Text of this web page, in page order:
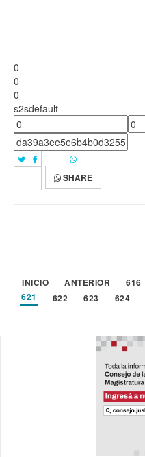
0
0
0
s2sdefault
SHARE
INICIO ANTERIOR 616
621
622 623 624